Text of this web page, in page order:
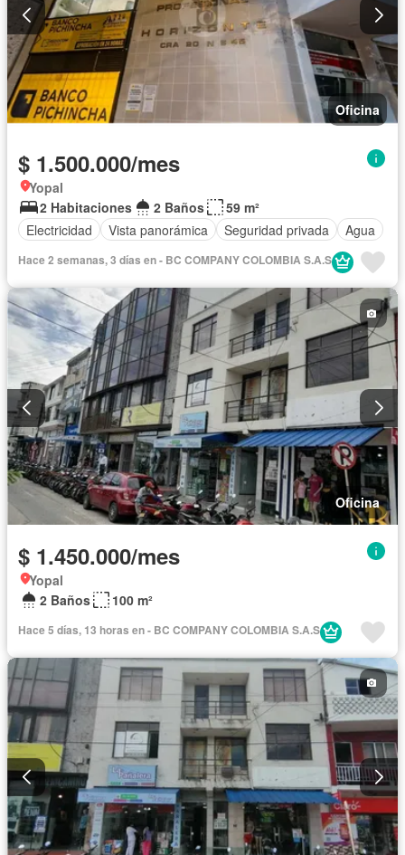
Oficina
$ 1.500.000/mes
Yopal
2 Habitaciones
2 Baños
59 m²
Electricidad
Vista panorámica Seguridad privada Agua
Hace 2 semanas, 3 días en - BC COMPANY COLOMBIA S.A.S
Oficina
$ 1.450.000/mes
Yopal
2 Baños
100 m²
Hace 5 días, 13 horas en - BC COMPANY COLOMBIA S.A.S